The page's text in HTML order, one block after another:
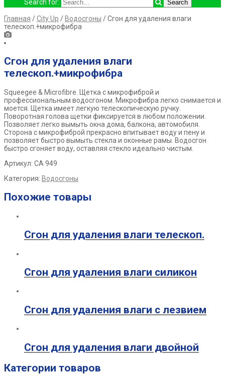
Search for:
Главная /City Up / Водосгоны / Сгон для удаления влаги
телескоп.+микрофибра
Сгон для удаления влаги
телескоп.+микрофибра
Squeegee & Microfibre.
Щетка с микрофиброй и
профессиональным водосгоном. Микрофибра легко снимается и
моется. Щетка имеет легкую телескопическую ручку.
Поворотная голова щетки фиксируется в любом положении.
Позволяет легко вымыть окна дома, балкона, автомобиля.
Сторона с микрофиброй прекрасно впитывает воду и пенуи
позволяет быстро вымыть стекла и оконные рамы. Водосгон
быстро сгоняет воду, оставляя стекло идеально чистым.
Артикул: СА 949
Категория: Водосгоны
Похожие товары
Сгон для удаления влаги телескоп.
Сгон для удаления влаги силикон
Сгон для удаления влаги с лезвием
Сгон для удаления влаги двойной
Категории товаров